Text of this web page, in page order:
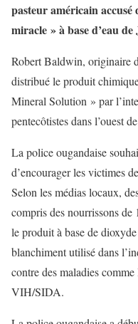
pasteur américain
miracle » à base d’eau
Robert Baldwin, originaire
distribué le produit
Mineral Solution » par
pentecôtistes dans l’ouest
La police ougandaise
d’encourager les victimes
Selon les médias locaux,
compris des nourrissons de
le produit à base de
blanchiment utilisé dans
contre des maladies
VIH/SIDA.